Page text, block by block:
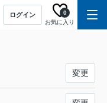
ログイン
お気に入り
0
変更